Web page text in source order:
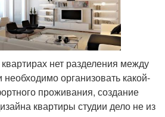
квартирах нет разделения между
организовать какой-
проживания, создание
квартиры студии дело не из